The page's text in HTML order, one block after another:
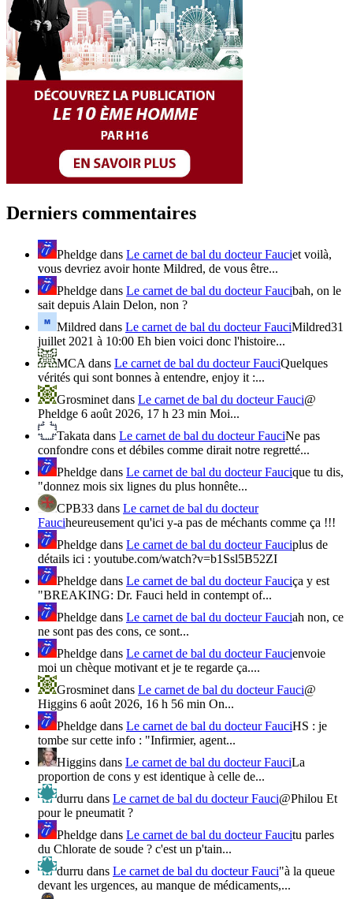
Derniers commentaires
Pheldge dans Le carnet de bal du docteur Fauciet voilà,
vous devriez avoir honte Mildred, de vous être...
Pheldge dans Le carnet de bal du docteur Faucibah, on le
sait depuis Alain Delon, non ?
Mildred dans Le carnet de bal du docteur FauciMildred31
juillet 2021 à 10:00 Eh bien voici donc l'histoire...
MCA dans Le carnet de bal du docteur FauciQuelques
vérités qui sont bonnes à entendre, enjoy it :...
Grosminet dans Le carnet de bal du docteur Fauci@
Pheldge 6 août 2026, 17 h 23 min Moi...
Takata dans Le carnet de bal du docteur FauciNe pas
confondre cons et débiles comme dirait notre regretté...
Pheldge dans Le carnet de bal du docteur Faucique tu dis,
"donnez mois six lignes du plus honnête...
CPB33 dans Le carnet de bal du docteur
Fauciheureusement qu'ici y-a pas de méchants comme ça !!!
Pheldge dans Le carnet de bal du docteur Fauciplus de
détails ici : youtube.com/watch?v=b1Ssl5B52ZI
Pheldge dans Le carnet de bal du docteur Fauciça y est
"BREAKING: Dr. Fauci held in contempt of...
Pheldge dans Le carnet de bal du docteur Fauciah non, ce
ne sont pas des cons, ce sont...
Pheldge dans Le carnet de bal du docteur Faucienvoie
moi un chèque motivant et je te regarde ça....
Grosminet dans Le carnet de bal du docteur Fauci@
Higgins 6 août 2026, 16 h 56 min On...
Pheldge dans Le carnet de bal du docteur FauciHS : je
tombe sur cette info : "Infirmier, agent...
Higgins dans Le carnet de bal du docteur FauciLa
proportion de cons y est identique à celle de...
durru dans Le carnet de bal du docteur Fauci@Philou Et
pour le pneumatit ?
Pheldge dans Le carnet de bal du docteur Faucitu parles
du Chlorate de soude ? c'est un p'tain...
durru dans Le carnet de bal du docteur Fauci"à la queue
devant les urgences, au manque de médicaments,...